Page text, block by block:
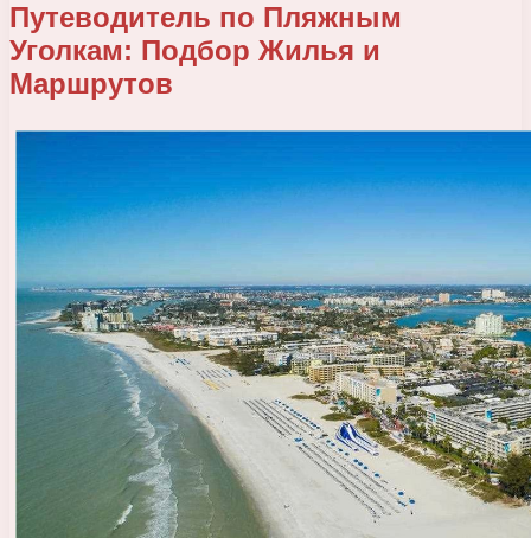
Путеводитель по Пляжным
Уголкам: Подбор Жилья и
Маршрутов